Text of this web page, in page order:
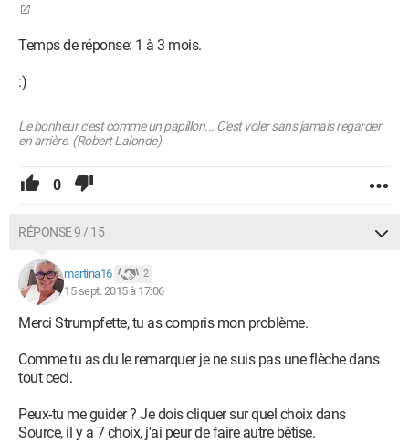
Temps de réponse: 1 à 3 mois.
:)
Le bonheur c'est comme un papillon... C'est voler sans jamais regarder
en arrière. (Robert Lalonde)
0
RÉPONSE 9 / 15
martina16 2
15 sept. 2015 à 17:06
Merci Strumpfette, tu as compris mon problème.
Comme tu as du le remarquer je ne suis pas une flèche dans
tout ceci.
Peux-tu me guider ? Je dois cliquer sur quel choix dans
Source, il y a 7 choix, j'ai peur de faire autre bêtise.